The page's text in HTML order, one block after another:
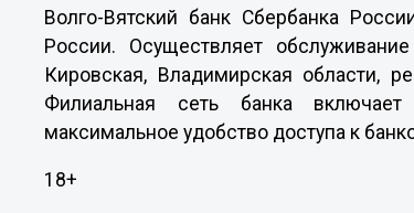
Волго-Вятский банк Сбербанка
России. Осуществляет
Кировская, Владимирская области,
Филиальная сеть банка
максимальное удобство доступа к
18+